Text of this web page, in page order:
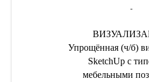
-
Упрощённая (ч/б)
SketchUp с
мебельными